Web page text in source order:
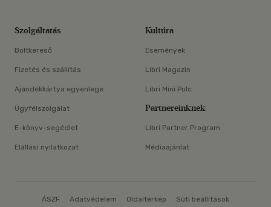
Szolgáltatás
Boltkereső
Fizetés és szállítás
Ajándékkártya egyenlege
Ügyfélszolgálat
E-könyv-segédlet
Elállási nyilatkozat
Kultúra
Események
Libri Magazin
Libri Mini Polc
Partnereinknek
Libri Partner Program
Médiaajánlat
ÁSZF Adatvédelem Oldaltérkép Süti beállítások